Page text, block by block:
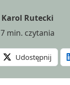
Karol Rutecki
7 min. czytania
Udostępnij